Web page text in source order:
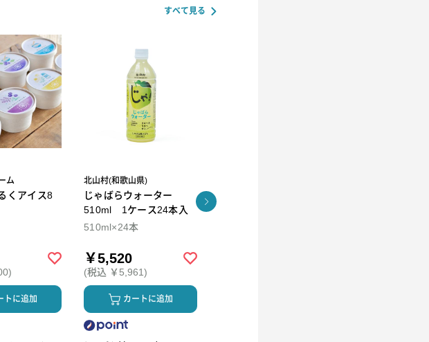
すべて見る
ム
くアイス8
トに追加
北山村(和歌山県)
じゃばらウォーター
510ml 1ケース24本入
510ml×24本
￥5,520
(税込 ￥5,961)
カートに追加